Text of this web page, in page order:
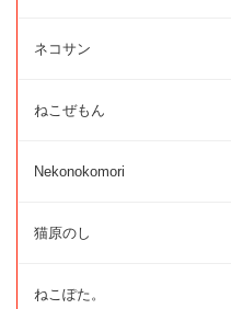
ネコサン
ねこぜもん
Nekonokomori
猫原のし
ねこぽた。